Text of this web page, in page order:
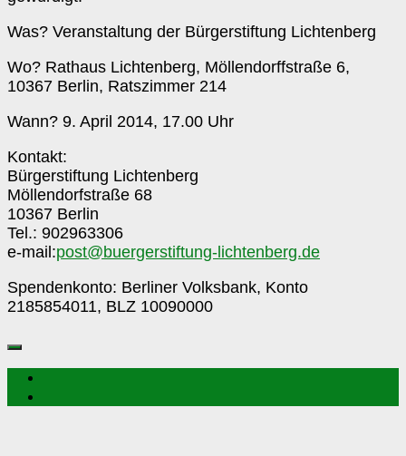
Was? Veranstaltung der Bürgerstiftung Lichtenberg
Wo? Rathaus Lichtenberg, Möllendorffstraße 6,
10367 Berlin, Ratszimmer 214
Wann? 9. April 2014, 17.00 Uhr
Kontakt:
Bürgerstiftung Lichtenberg
Möllendorfstraße 68
10367 Berlin
Tel.: 902963306
e-mail:post@buergerstiftung-lichtenberg.de
Spendenkonto: Berliner Volksbank, Konto
2185854011, BLZ 10090000